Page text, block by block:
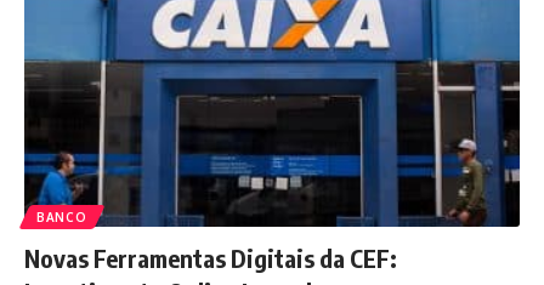
BANCO
Novas Ferramentas Digitais da CEF: